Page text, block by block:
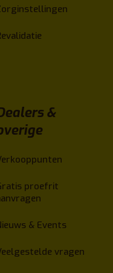
&
proefrit
& Events
vragen